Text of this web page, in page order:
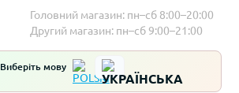
Головний магазин: пн–сб 8:00–20:00
Другий магазин: пн–сб 9:00–21:00
Виберіть мову